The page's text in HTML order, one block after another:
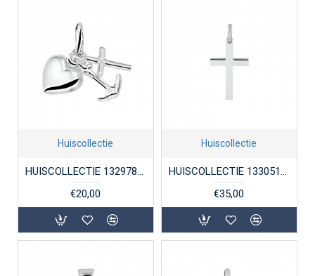
Huiscollectie
HUISCOLLECTIE 1329788 ZILVEREN HANGER GELOOF-HOOP-LIEFDE
€20,00
Huiscollectie
HUISCOLLECTIE 1330518 ZILVEREN KRUISJE
€35,00